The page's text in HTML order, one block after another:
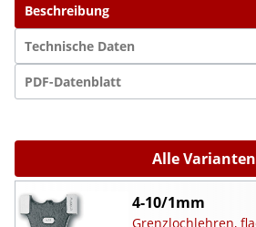
Beschreibung
Technische Daten
PDF-Datenblatt
Alle Varianten
4-10/1mm
Grenzlochlehren,